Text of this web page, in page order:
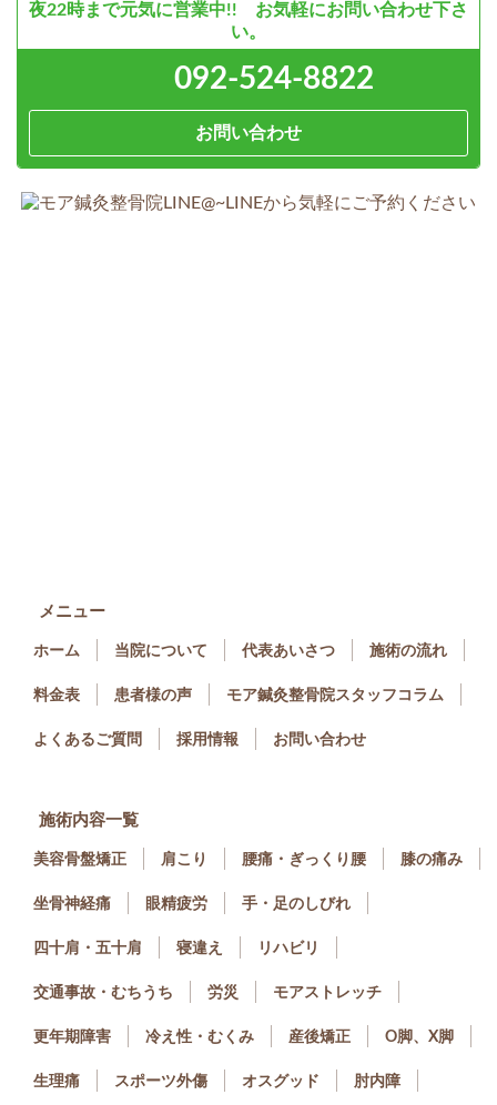
夜22時まで元気に営業中!! お気軽にお問い合わせ下さ
い。
092-524-8822
お問い合わせ
メニュー
ホーム 当院について 代表あいさつ 施術の流れ
料金表 患者様の声 モア鍼灸整骨院スタッフコラム
よくあるご質問 採用情報 お問い合わせ
施術内容一覧
美容骨盤矯正 肩こり 腰痛・ぎっくり腰 膝の痛み
坐骨神経痛 眼精疲労 手・足のしびれ
四十肩・五十肩 寝違え リハビリ
交通事故・むちうち 労災 モアストレッチ
更年期障害 冷え性・むくみ 産後矯正 O脚、X脚
生理痛 スポーツ外傷 オスグッド 肘内障